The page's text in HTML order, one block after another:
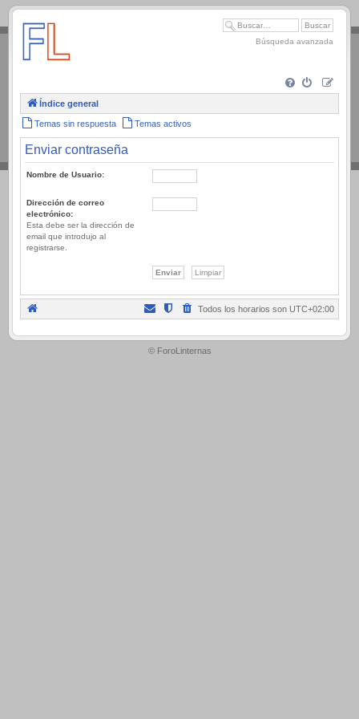
.
Búsqueda avanzada
Índice general
Temas sin respuesta Temas activos
Enviar contraseña
Nombre de Usuario:
Dirección de correo
electrónico:
Esta debe ser la dirección de
email que introdujo al
registrarse.
Todos los horarios son UTC+02:00
.
© ForoLinternas